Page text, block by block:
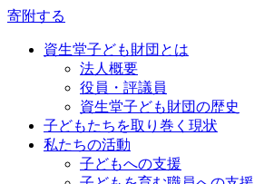
寄附する
資生堂子ども財団とは
法人概要
役員・評議員
資生堂子ども財団の歴史
子どもたちを取り巻く現状
私たちの活動
子どもへの支援